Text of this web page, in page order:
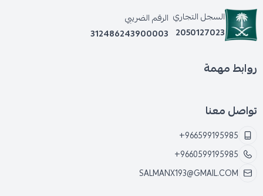
السجل التجاري
2050127023
الرقم الضريبي
312486243900003
روابط مهمة
تواصل معنا
+966599195985
+9660599195985
SALMANX193@GMAIL.COM